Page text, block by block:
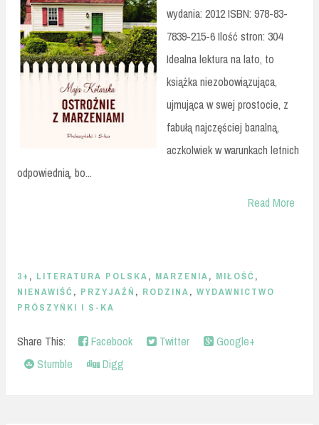
wydania: 2012 ISBN: 978-83-
7839-215-6 Ilość stron: 304
Idealna lektura na lato, to
książka niezobowiązująca,
ujmująca w swej prostocie, z
fabułą najczęściej banalną,
aczkolwiek w warunkach letnich
odpowiednią, bo...
Read More
3+ , LITERATURA POLSKA, MARZENIA, MIŁOŚĆ ,
NIENAWIŚĆ , PRZYJAŹŃ , RODZINA, WYDAWNICTWO
PRÓSZYŃKI I S-KA
Share This: Facebook Twitter
Google+
Stumble
Digg